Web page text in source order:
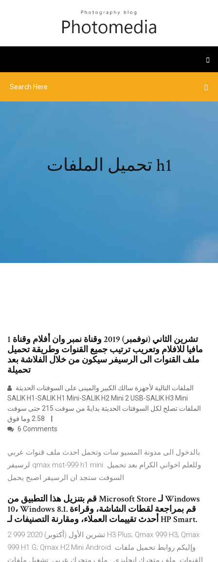
تحميل الملفات h1
1 تشرين الثاني (نوفمبر) 2019 وقناة نمبر وان أفلام وقناة
مافيا للافلام وتعريب ترتيب جميع القنوات وطريقة تحميل
ملف القنوات الى الرسيفر سيكون من خلال الفلاشة بعد
تحميلة
SALIK H1-SALIK H1 Mini-SALIK H2 Mini 2 USB-SALIK H3 Mini
الملفات تصلح لكل السوفتات الحديثة بدايةً من سوفت 215 حتى سوفت
6 Comments
بالدخول الى مدونة المسيو سات وتحمل احدث ملف قنوات عربي
لرسيفر qmax mst-999 h1 mini. وللعلم اخواني الكرام بعد تحميل
قم بتنزيل هذا التطبيق من Microsoft Store لـ Windows
10، Windows 8.1. قم بمراجعة لقطات الشاشة، وقراءة
أحدث تقييمات العملاء، ومقارنة التصنيفات لـ HP Smart.
2 تشرين الأول (أكتوبر) 2020 999 H3 Plus; Qmax 999 H3; Qmax
999 H1 G; Qmax H2 Mini Android. وإليكم روابط تحميل ملفات